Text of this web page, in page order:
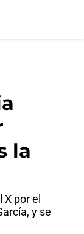
la
por el
y se